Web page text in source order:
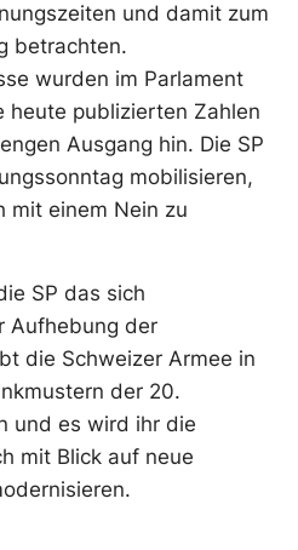
und damit zum
betrachten.
wurden im Parlament
heute publizierten Zahlen
Ausgang hin. Die SP
mobilisieren,
mit einem Nein zu
SP das sich
Aufhebung der
die Schweizer Armee in
der 20.
und es wird ihr die
mit Blick auf neue